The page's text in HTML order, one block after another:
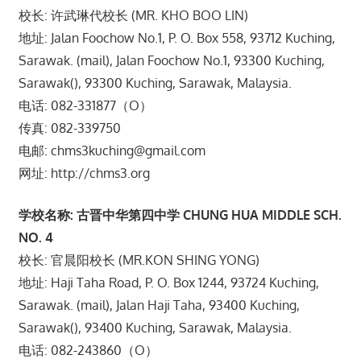
校长: 许武琳代校长 (MR. KHO BOO LIN)
地址: Jalan Foochow No.1, P. O. Box 558, 93712 Kuching,
Sarawak. (mail), Jalan Foochow No.1, 93300 Kuching,
Sarawak(), 93300 Kuching, Sarawak, Malaysia.
电话: 082-331877（O）
传真: 082-339750
电邮: chms3kuching@gmail.com
网址: http://chms3.org
学校名称: 古晋中华第四中学 CHUNG HUA MIDDLE SCH.
NO. 4
校长: 官晨阳校长 (MR.KON SHING YONG)
地址: Haji Taha Road, P. O. Box 1244, 93724 Kuching,
Sarawak. (mail), Jalan Haji Taha, 93400 Kuching,
Sarawak(), 93400 Kuching, Sarawak, Malaysia.
电话: 082-243860（O）